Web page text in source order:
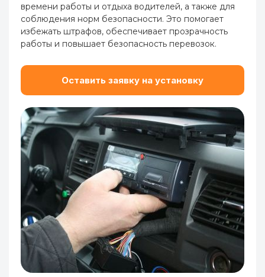
времени работы и отдыха водителей, а также для
соблюдения норм безопасности. Это помогает
избежать штрафов, обеспечивает прозрачность
работы и повышает безопасность перевозок.
Оставить заявку на установку